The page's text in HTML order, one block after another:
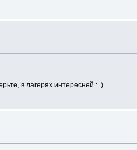
в лагерях интересней : )